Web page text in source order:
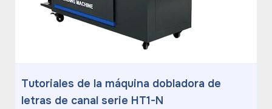
Tutoriales de la máquina dobladora de
letras de canal serie HT1-N